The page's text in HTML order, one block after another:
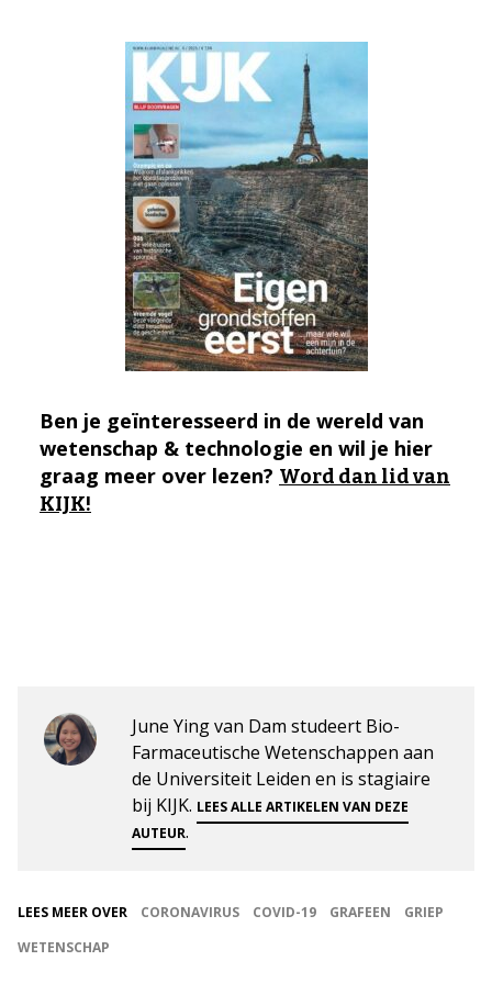
Ben je geïnteresseerd in de wereld van
wetenschap & technologie en wil je hier
graag meer over lezen? Word dan lid van
KIJK!
June Ying van Dam studeert Bio-
Farmaceutische Wetenschappen aan
de Universiteit Leiden en is stagiaire
bij KIJK. LEES ALLE ARTIKELEN VAN DEZE
AUTEUR.
LEES MEER OVER CORONAVIRUS COVID-19 GRAFEEN
GRIEP
WETENSCHAP